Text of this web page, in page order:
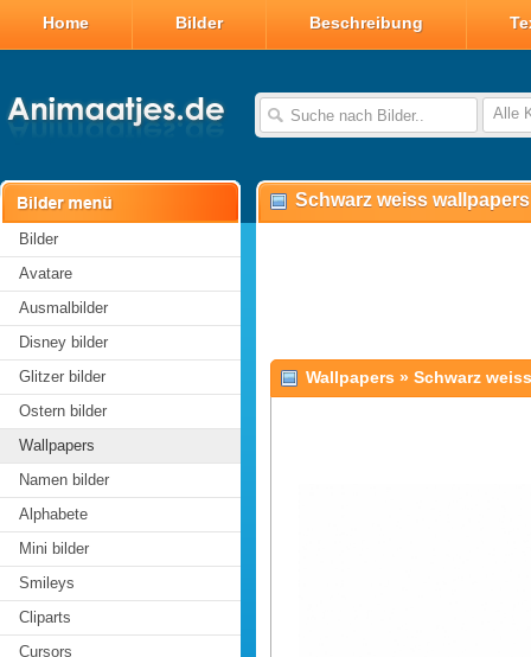
Home Bilder Beschreibung
Alle
Bilder
Avatare
Ausmalbilder
Disney bilder
Glitzer bilder
Ostern bilder
Wallpapers
Namen bilder
Alphabete
Mini bilder
Smileys
Cliparts
Cursors
Schwarz weiss wallpapers
Wallpapers » Schwarz weiss